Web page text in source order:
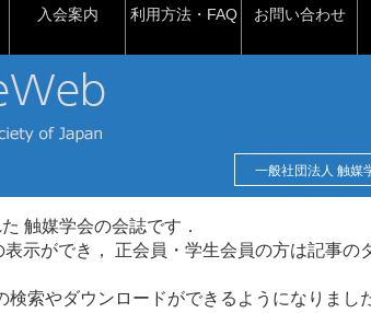
入会案内 利用方法・FAQ お問い合わせ
一般社団法人 触媒
触媒学会の会誌です．
示ができ， 正会員・学生会員の方は記事の
索やダウンロードができるようになりまし